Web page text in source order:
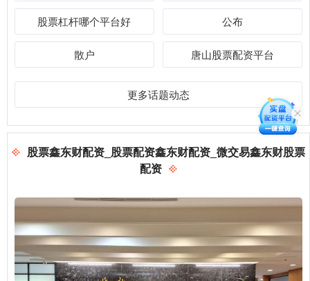
股票杠杆哪个平台好 公布
散户 唐山股票配资平台
更多话题动态
股票鑫东财配资_股票配资鑫东财配资_微交易鑫东财股票
配资